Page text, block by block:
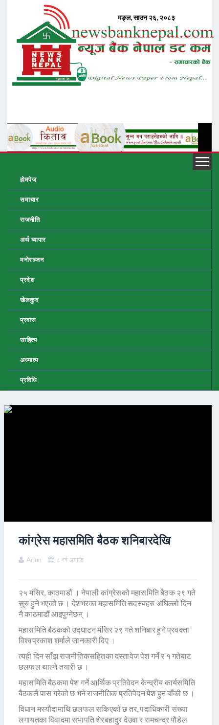
होमपेज
समाचार
राजनीति
अर्थ ब्यापार
मनोरञ्जन
प्रदेश
खेलकुद
प्रवास
साहित्य
अध्यात्म
प्रविधि
कांग्रेस महासमिति बैठक शनिबारदेखि
Arjun ८ वर्ष अगाडि
२५ मंसिर, काठमाडौं । नेपाली कांग्रेसको महासमिति बैठक २९ गते
सुरु हुने भएको छ । देशभरका महासमिति सदस्यहरु अघिल्लो दिन
नै काठमाडौं आइपुग्नेछन् ।
महासमिति बैठकको उद्घाटन मंसिर २९ गते शनिबार हुने प्रवक्ता
विश्वप्रकाश शर्माले जानकारी दिए ।
त्यही दिन साँझ राजनीतिकसहितका दस्तावेज पेश गर्ने र १ गतेबाट
छलफल थाल्ने तयारी छ ।
महासमिति बैठकमा पेश गर्ने आर्थिक प्रतिवेदन केन्द्रीय कार्यसमिति
बैठकले पास गरेको छ भने राजनीतिक प्रतिवेदन पेश हुन बाँकी छ ।
विधान मस्यौदामाथि छलफल सकिएको छ तर, पदाधिकारी संख्या
लगायतका विवादमा सभापति शेरबहादुर देउवा र रामचन्द्र पौडेल